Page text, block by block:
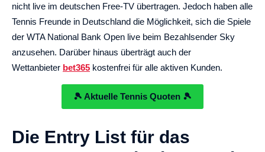
nicht live im deutschen Free-TV übertragen. Jedoch haben alle
Tennis Freunde in Deutschland die Möglichkeit, sich die Spiele
der WTA National Bank Open live beim Bezahlsender Sky
anzusehen. Darüber hinaus überträgt auch der
Wettanbieter bet365 kostenfrei für alle aktiven Kunden.
🎾 Aktuelle Tennis Quoten 🎾
Die Entry List für das